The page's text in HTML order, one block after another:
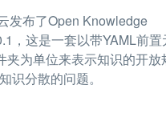
发布了Open Knowledge
，这是一套以带YAML前置
夹为单位来表示知识的开放
识分散的问题。